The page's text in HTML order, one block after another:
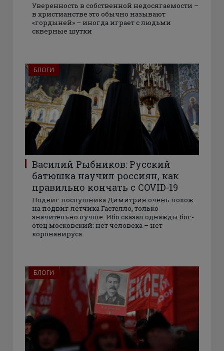
Уверенность в собственной недосягаемости –
в христианстве это обычно называют
«гордыней» – иногда играет с людьми
скверные шутки
БЛОГИ
Василий Рыбников: Русский
батюшка научил россиян, как
правильно кончать с COVID-19
Подвиг послушника Димитрия очень похож
на подвиг летчика Гастелло, только
значительно лучше. Ибо сказал однажды бог-
отец московский: нет человека – нет
коронавируса
БЛОГИ